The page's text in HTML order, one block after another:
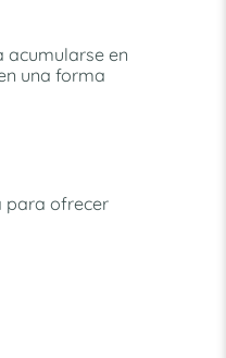
acumularse en
una forma
para ofrecer